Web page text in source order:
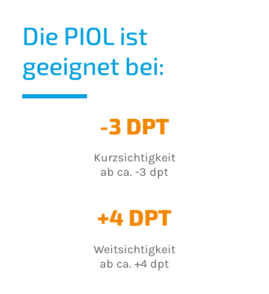
Die PIOL ist
geeignet bei:
-3 DPT
Kurzsichtigkeit
ab ca. -3 dpt
+4 DPT
Weitsichtigkeit
ab ca. +4 dpt